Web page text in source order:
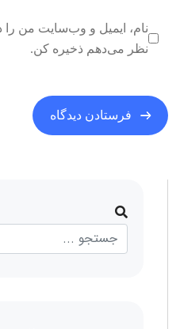
نام، ایمیل و وب‌سایت من را
نظر می‌دهم ذخیره کن.